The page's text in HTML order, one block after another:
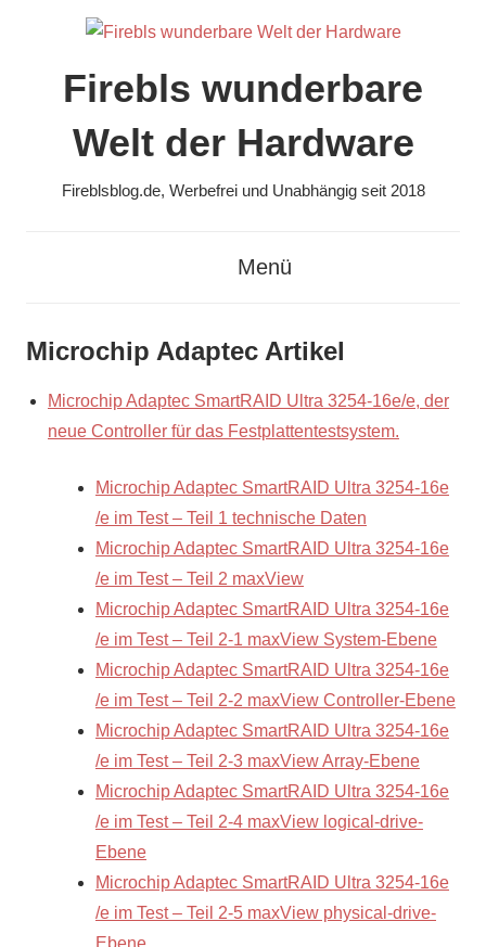
springenFirebls wunderbare
Welt der Hardware
Fireblsblog.de, Werbefrei und Unabhängig seit 2018
Menü
Microchip Adaptec Artikel
Microchip Adaptec SmartRAID Ultra 3254-16e/e, der
neue Controller für das Festplattentestsystem.
Microchip Adaptec SmartRAID Ultra 3254-16e
/e im Test – Teil 1 technische Daten
Microchip Adaptec SmartRAID Ultra 3254-16e
/e im Test – Teil 2 maxView
Microchip Adaptec SmartRAID Ultra 3254-16e
/e im Test – Teil 2-1 maxView System-Ebene
Microchip Adaptec SmartRAID Ultra 3254-16e
/e im Test – Teil 2-2 maxView Controller-Ebene
Microchip Adaptec SmartRAID Ultra 3254-16e
/e im Test – Teil 2-3 maxView Array-Ebene
Microchip Adaptec SmartRAID Ultra 3254-16e
/e im Test – Teil 2-4 maxView logical-drive-
Ebene
Microchip Adaptec SmartRAID Ultra 3254-16e
/e im Test – Teil 2-5 maxView physical-drive-